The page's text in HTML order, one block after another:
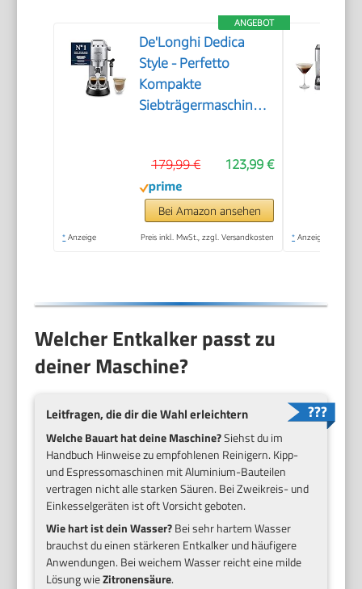
ANGEBOT
De'Longhi Dedica
Style - Perfetto
Kompakte
Siebträgermaschine
Milchaufschäumer für
Espresso und
Cappuccino, ESE Pad
geeignet, 15cm breit,
123,99 €
179,99 €
Bei Amazon ansehen
* Anzeige Preis inkl. MwSt., zzgl. Versandkosten * Anzeige
Welcher Entkalker passt zu
deiner Maschine?
Leitfragen, die dir die Wahl erleichtern
Welche Bauart hat deine Maschine?Siehst du im
Handbuch Hinweise zu empfohlenen Reinigern. Kipp-
und Espressomaschinen mit Aluminium-Bauteilen
vertragen nicht alle starken Säuren. Bei Zweikreis- und
Einkesselgeräten ist oft Vorsicht geboten.
Wie hart ist dein Wasser?Bei sehr hartem Wasser
brauchst du einen stärkeren Entkalker und häufigere
Anwendungen. Bei weichem Wasser reicht eine milde
Lösung wieZitronensäure.